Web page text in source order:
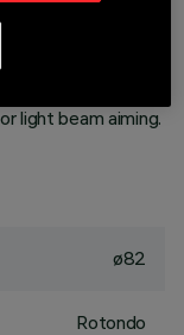
sheet steel
relative to the
light beam aiming.
ø82
Rotondo